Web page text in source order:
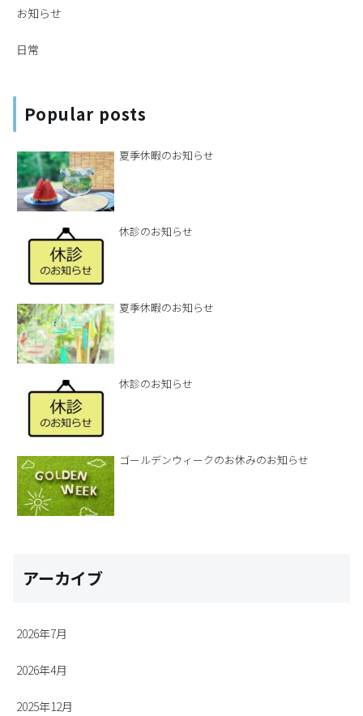
お知らせ
日常
Popular posts
夏季休暇のお知らせ
休診のお知らせ
夏季休暇のお知らせ
休診のお知らせ
ゴールデンウィークのお休みのお知らせ
アーカイブ
2026年7月
2026年4月
2025年12月